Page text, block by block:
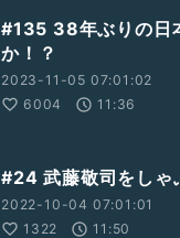
#135 38年ぶりの日
か！？
2023-11-05 07:01:02
6004
11:36
#24 武藤敬司をしゃ
2022-10-04 07:01:01
1322
11:50